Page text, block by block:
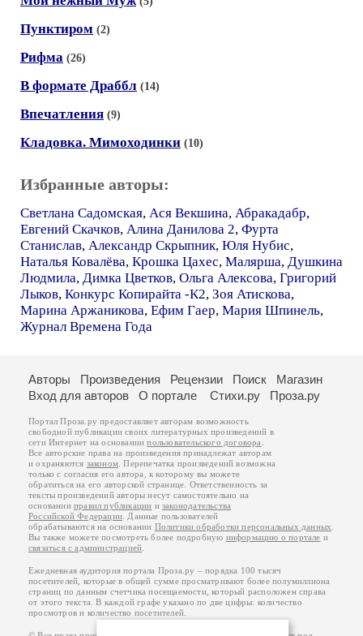
Пунктиром (2)
Рифма (26)
В формате Драббл (14)
Впечатления (9)
Кладовка. Мимоходинки (10)
Избранные авторы:
Светлана Садомская, Ася Векшина, Абракадабр,
Евгений Скачков, Алина Данилова 2, Фурта
Станислав, Александр Скрыпник, Юля Нубис,
Наталья Ковалёва, Крошка Цахес, Малярша, Душкина
Людмила, Димка Цветков, Ольга Алексова, Григорий
Лыков, Конкурс Копирайта -К2, Зоя Атискова,
Марина Аржаникова, Ефим Гаер, Мария Шпинель,
Журнал Времена Года
Авторы Произведения Рецензии Поиск
Магазин
Вход для авторов
О портале Стихи.ру Проза.ру
Портал Проза.ру предоставляет авторам возможность
свободной публикации своих литературных произведений в
сети Интернет на основаниипользовательского договора
Все авторские права на произведения принадлежат авторам
и охраняются законом . Перепечатка произведений возможна
только с согласия его автора, к которому вы можете
обратиться на его авторской странице. Ответственность за
тексты произведений авторы несут самостоятельно на
основанииправил публикации изаконодательства
Российской Федерации . Данные пользователей
обрабатываются на основании Политики обработки персональных данных
Вы также можете посмотреть более подробную информацию о портале и
связаться с администрацией
Ежедневная аудитория портала Проза.ру – порядка 100 тысяч
посетителей, которые в общей сумме просматривают более полумиллиона
страниц по данным счетчика посещаемости, который расположен справа
от этого текста. В каждой графе указано по две цифры: количество
просмотров и количество посетителей.